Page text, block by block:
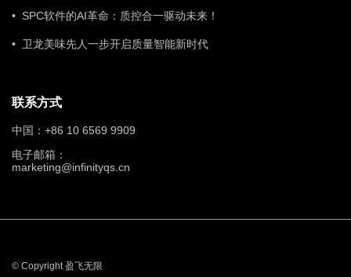
• SPC软件的AI革命：质控合一驱动未来！
• 卫龙美味先人一步开启质量智能新时代
联系方式
中国：+86 10 6569 9909
电子邮箱：
marketing@infinityqs.cn
© Copyright 盈飞无限